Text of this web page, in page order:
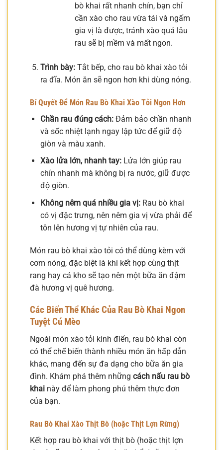
bò khai rất nhanh chín, bạn chỉ
cần xào cho rau vừa tái và ngấm
gia vị là được, tránh xào quá lâu
rau sẽ bị mềm và mất ngon.
Trình bày:Tắt bếp, cho rau bò khai xào tỏi
ra đĩa. Món ăn sẽ ngon hơn khi dùng nóng.
Bí Quyết Để Món Rau Bò Khai Xào Tỏi Ngon Hơn
Chần rau đúng cách:Đảm bảo chần nhanh
và sốc nhiệt lạnh ngay lập tức để giữ độ
giòn và màu xanh.
Xào lửa lớn, nhanh tay:Lửa lớn giúp rau
chín nhanh mà không bị ra nước, giữ được
độ giòn.
Không nêm quá nhiều gia vị:Rau bò khai
có vị đặc trưng, nên nêm gia vị vừa phải để
tôn lên hương vị tự nhiên của rau.
Món rau bò khai xào tỏi có thể dùng kèm với
cơm nóng, đặc biệt là khi kết hợp cùng thịt
rang hay cá kho sẽ tạo nên một bữa ăn đậm
đà hương vị quê hương.
Các Biến Thể Khác Của Rau Bò Khai Ngon
Tuyệt Cú Mèo
Ngoài món xào tỏi kinh điển, rau bò khai còn
có thể chế biến thành nhiều món ăn hấp dẫn
khác, mang đến sự đa dạng cho bữa ăn gia
đình. Khám phá thêm những cách nấu rau bò
khai này để làm phong phú thêm thực đơn
của bạn.
Rau Bò Khai Xào Thịt Bò (hoặc Thịt Lợn Rừng)
Kết hợp rau bò khai với thịt bò (hoặc thịt lợn